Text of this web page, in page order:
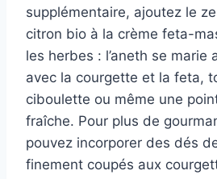
supplémentaire, ajoutez le
citron bio à la crème feta-
les herbes : l’aneth se marie
avec la courgette et la feta,
ciboulette ou même une
fraîche. Pour plus de
pouvez incorporer des dés
finement coupés aux